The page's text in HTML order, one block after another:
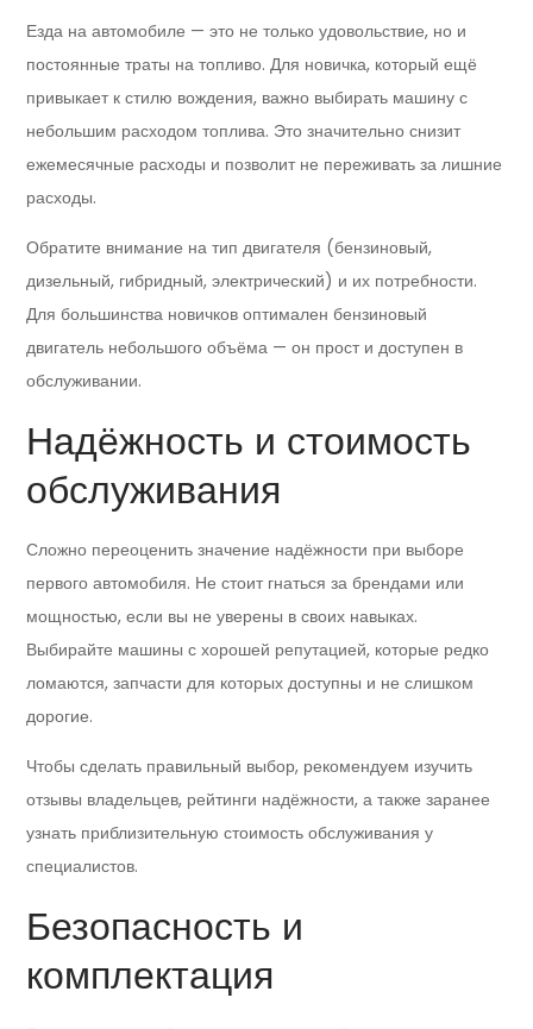
Езда на автомобиле — это не только удовольствие, но и
постоянные траты на топливо. Для новичка, который ещё
привыкает к стилю вождения, важно выбирать машину с
небольшим расходом топлива. Это значительно снизит
ежемесячные расходы и позволит не переживать за лишние
расходы.
Обратите внимание на тип двигателя (бензиновый,
дизельный, гибридный, электрический) и их потребности.
Для большинства новичков оптимален бензиновый
двигатель небольшого объёма — он прост и доступен в
обслуживании.
Надёжность и стоимость
обслуживания
Сложно переоценить значение надёжности при выборе
первого автомобиля. Не стоит гнаться за брендами или
мощностью, если вы не уверены в своих навыках.
Выбирайте машины с хорошей репутацией, которые редко
ломаются, запчасти для которых доступны и не слишком
дорогие.
Чтобы сделать правильный выбор, рекомендуем изучить
отзывы владельцев, рейтинги надёжности, а также заранее
узнать приблизительную стоимость обслуживания у
специалистов.
Безопасность и
комплектация